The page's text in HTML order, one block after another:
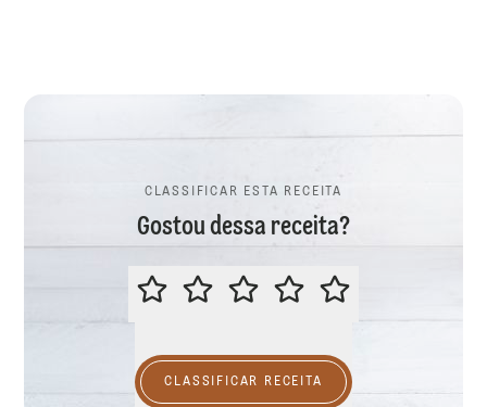
CLASSIFICAR ESTA RECEITA
Gostou dessa receita?
CLASSIFICAR ESTA RECEITA
CLASSIFICAR RECEITA